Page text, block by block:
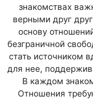
знакомствах
верными друг
основу
безграничной
стать источником
для нее,
В каждом
Отношения